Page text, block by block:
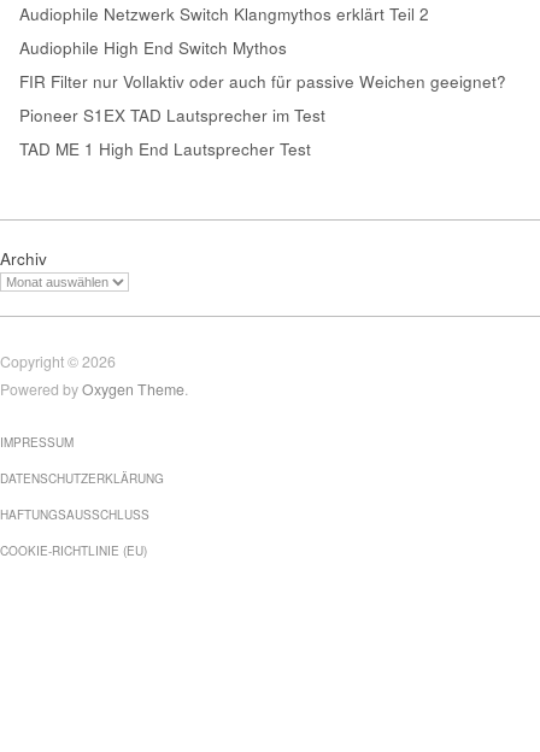
Audiophile Netzwerk Switch Klangmythos erklärt Teil 2
Audiophile High End Switch Mythos
FIR Filter nur Vollaktiv oder auch für passive Weichen geeignet?
Pioneer S1EX TAD Lautsprecher im Test
TAD ME 1 High End Lautsprecher Test
Archiv
Copyright © 2026
Powered byOxygen Theme.
IMPRESSUM
DATENSCHUTZERKLÄRUNG
HAFTUNGSAUSSCHLUSS
COOKIE-RICHTLINIE (EU)